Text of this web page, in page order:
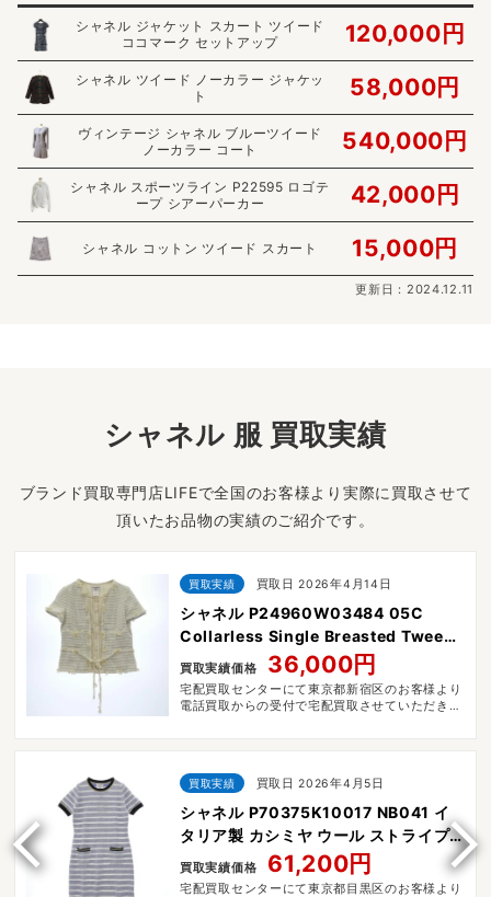
シャネル ジャケット スカート ツイード
ココマーク セットアップ
120,000円
シャネル ツイード ノーカラー ジャケッ
ト
58,000円
ヴィンテージ シャネル ブルーツイード
ノーカラー コート
540,000円
シャネル スポーツライン P22595 ロゴテ
ープ シアーパーカー
42,000円
シャネル コットン ツイード スカート 15,000円
更新日：2024.12.11
シャネル 服 買取実績
ブランド買取専門店LIFEで全国のお客様より実際に買取させて
頂いたお品物の実績のご紹介です。
買取実績 買取日 2026年4月14日
シャネル P24960W03484 05C
Collarless Single Breasted Tweed
Jacket
買取実績価格 36,000円
宅配買取センターにて東京都新宿区のお客様より
電話買取からの受付で宅配買取させていただきま
買取実績 買取日 2026年4月5日
シャネル P70375K10017 NB041 イ
タリア製 カシミヤ ウール ストライプ
柄 スモール スパンコール ニット 半袖
ワンピース
買取実績価格 61,200円
宅配買取センターにて東京都目黒区のお客様より